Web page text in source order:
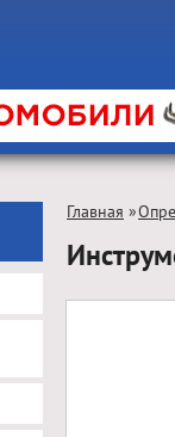
Главная »